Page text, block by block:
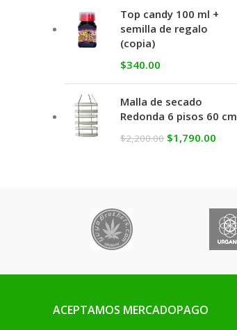
Top candy 100 ml +
semilla de regalo
(copia)
$340.00
Malla de secado
Redonda 6 pisos 60 cm
$2,200.00 $1,790.00
ACEPTAMOS MERCADOPAGO